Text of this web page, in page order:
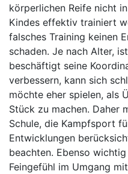
körperlichen Reife nicht
Kindes effektiv trainiert
falsches Training keinen
schaden. Je nach Alter,
beschäftigt seine
verbessern, kann sich
möchte eher spielen, als
Stück zu machen. Daher
Schule, die Kampfsport
Entwicklungen
beachten. Ebenso
Feingefühl im Umgang